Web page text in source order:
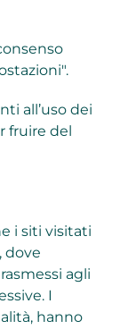
all’uso dei
fruire del
i siti visitati
dove
agli
I
hanno